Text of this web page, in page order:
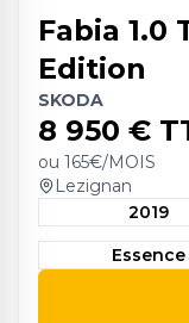
Fabia 1.0
Edition
SKODA
8 950 €
ou 165€/MOIS
Lezignan
2019
Essence